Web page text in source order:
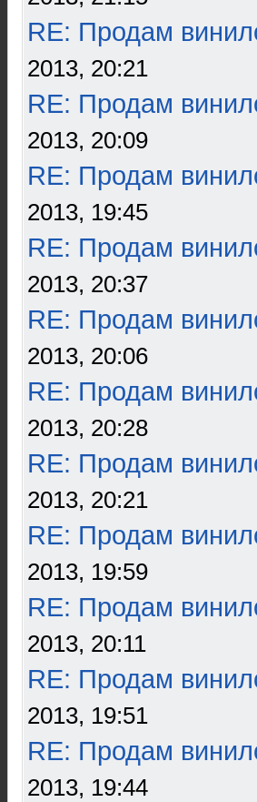
RE: Продам
2013, 20:21
RE: Продам
2013, 20:09
RE: Продам
2013, 19:45
RE: Продам
2013, 20:37
RE: Продам
2013, 20:06
RE: Продам
2013, 20:28
RE: Продам
2013, 20:21
RE: Продам
2013, 19:59
RE: Продам
2013, 20:11
RE: Продам
2013, 19:51
RE: Продам
2013, 19:44